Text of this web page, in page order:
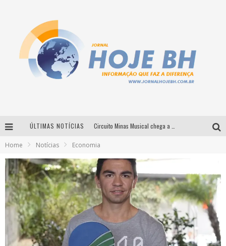
ÚLTIMAS NOTÍCIAS
Milton Guedes traz turnê “Milton Canta Lulu” a Belo Horizonte
Home Notícias Economia